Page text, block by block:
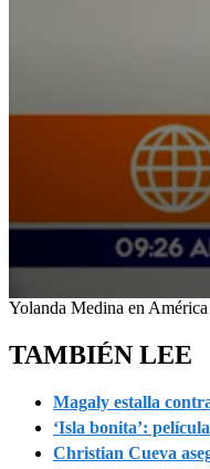
0
4
secondsVolume
90%
Yolanda Medina en
TAMBIÉN LEE
Magaly estalla
‘Isla bonita’:
Christian Cueva